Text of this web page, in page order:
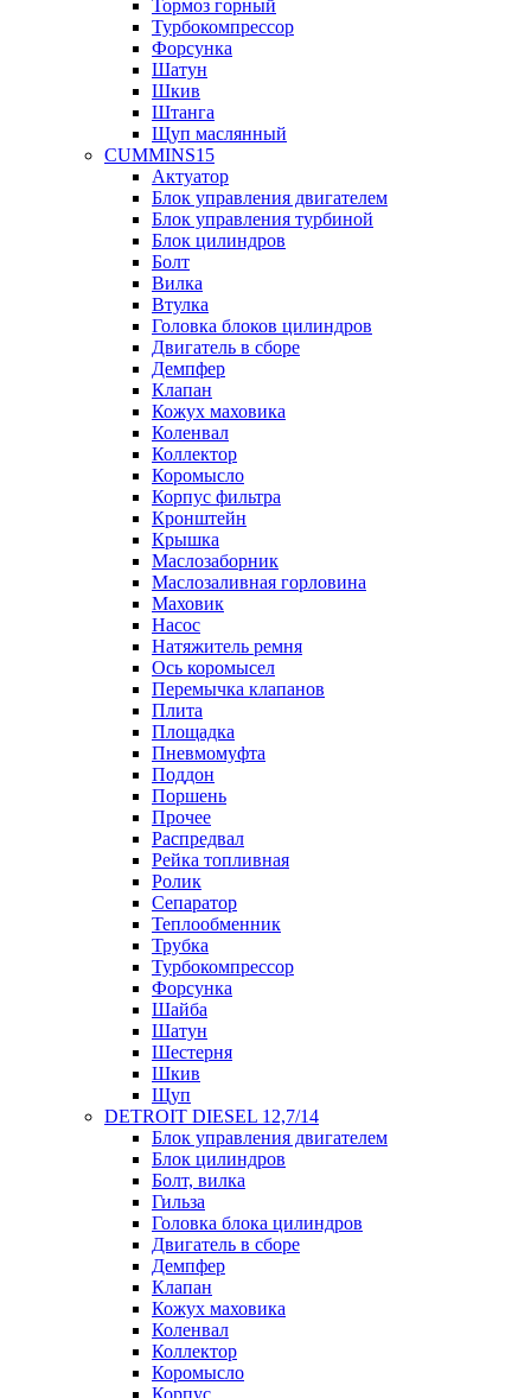
Тормоз горный
Турбокомпрессор
Форсунка
Шатун
Шкив
Штанга
Щуп маслянный
CUMMINS15
Актуатор
Блок управления двигателем
Блок управления турбиной
Блок цилиндров
Болт
Вилка
Втулка
Головка блоков цилиндров
Двигатель в сборе
Демпфер
Клапан
Кожух маховика
Коленвал
Коллектор
Коромысло
Корпус фильтра
Кронштейн
Крышка
Маслозаборник
Маслозаливная горловина
Маховик
Насос
Натяжитель ремня
Ось коромысел
Перемычка клапанов
Плита
Площадка
Пневмомуфта
Поддон
Поршень
Прочее
Распредвал
Рейка топливная
Ролик
Сепаратор
Теплообменник
Трубка
Турбокомпрессор
Форсунка
Шайба
Шатун
Шестерня
Шкив
Щуп
DETROIT DIESEL 12,7/14
Блок управления двигателем
Блок цилиндров
Болт, вилка
Гильза
Головка блока цилиндров
Двигатель в сборе
Демпфер
Клапан
Кожух маховика
Коленвал
Коллектор
Коромысло
Корпус